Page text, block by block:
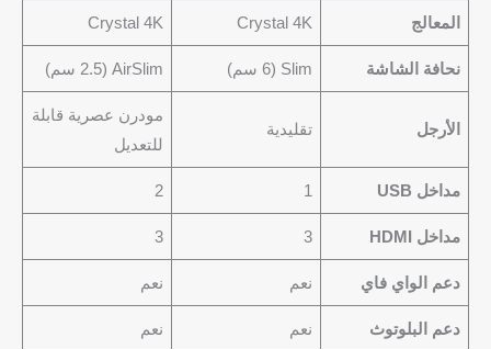
المعالج Crystal 4K
Crystal 4K
نحافة الشاشة Slim (6 سم) AirSlim (2.5 سم)
الأرجل تقليدية
مودرن عصرية قابلة
للتعديل
مداخل USB 1
2
مداخل HDMI 3
3
دعم الواي فاي نعم نعم
دعم البلوتوث نعم نعم